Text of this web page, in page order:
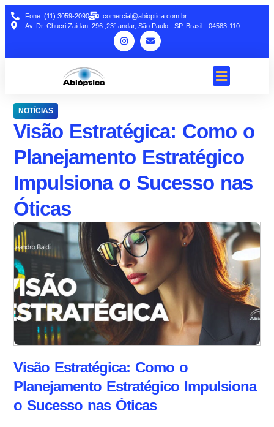
Fone: (11) 3059-2090
comercial@abioptica.com.br
Av. Dr. Chucri Zaidan, 296 ,23º andar, São Paulo - SP, Brasil - 04583-110
NOTÍCIAS
Visão Estratégica: Como o
Planejamento Estratégico
Impulsiona o Sucesso nas
Óticas
Visão Estratégica: Como o
Planejamento Estratégico Impulsiona
o Sucesso nas Óticas